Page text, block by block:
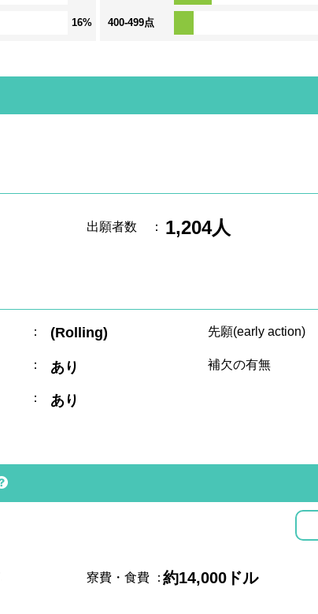
16% 400-499点
出願者数 ： 1,204人
： (Rolling) 先願(early action)
： あり 補欠の有無
： あり
寮費・食費 ：約14,000ドル